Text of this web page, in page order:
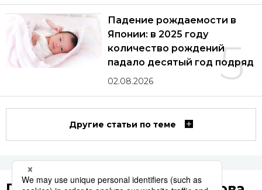
5
Падение рождаемости в
Японии: в 2025 году
количество рождений
падало десятый год подряд
02.08.2026
Другие статьи по теме